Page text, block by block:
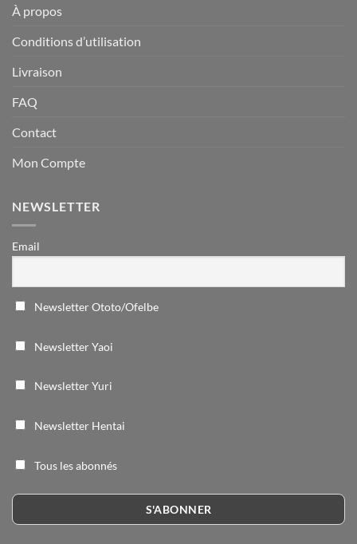
À propos
Conditions d’utilisation
Livraison
FAQ
Contact
Mon Compte
NEWSLETTER
Email
Newsletter Ototo/Ofelbe
Newsletter Yaoi
Newsletter Yuri
Newsletter Hentai
Tous les abonnés